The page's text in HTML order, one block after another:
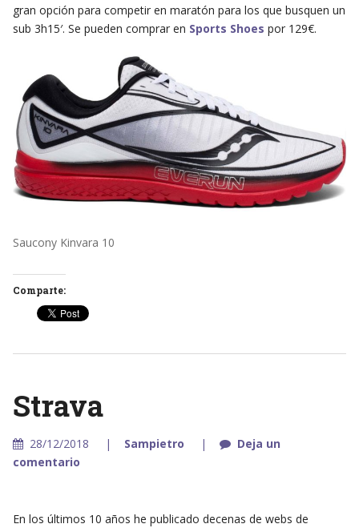
gran opción para competir en maratón para los que busquen un
sub 3h15′. Se pueden comprar en Sports Shoes por 129€.
Saucony Kinvara 10
Comparte:
Strava
28/12/2018 Sampietro
Deja un
comentario
En los últimos 10 años he publicado decenas de webs de